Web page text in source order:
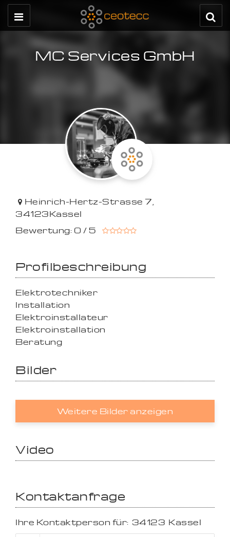
MC Services GmbH
Heinrich-Hertz-Strasse 7,
34123Kassel
Bewertung: 0 / 5
Profilbeschreibung
Elektrotechniker
Installation
Elektroinstallateur
Elektroinstallation
Beratung
Bilder
Weitere Bilder anzeigen
Video
Kontaktanfrage
Ihre Kontaktperson für: 34123 Kassel